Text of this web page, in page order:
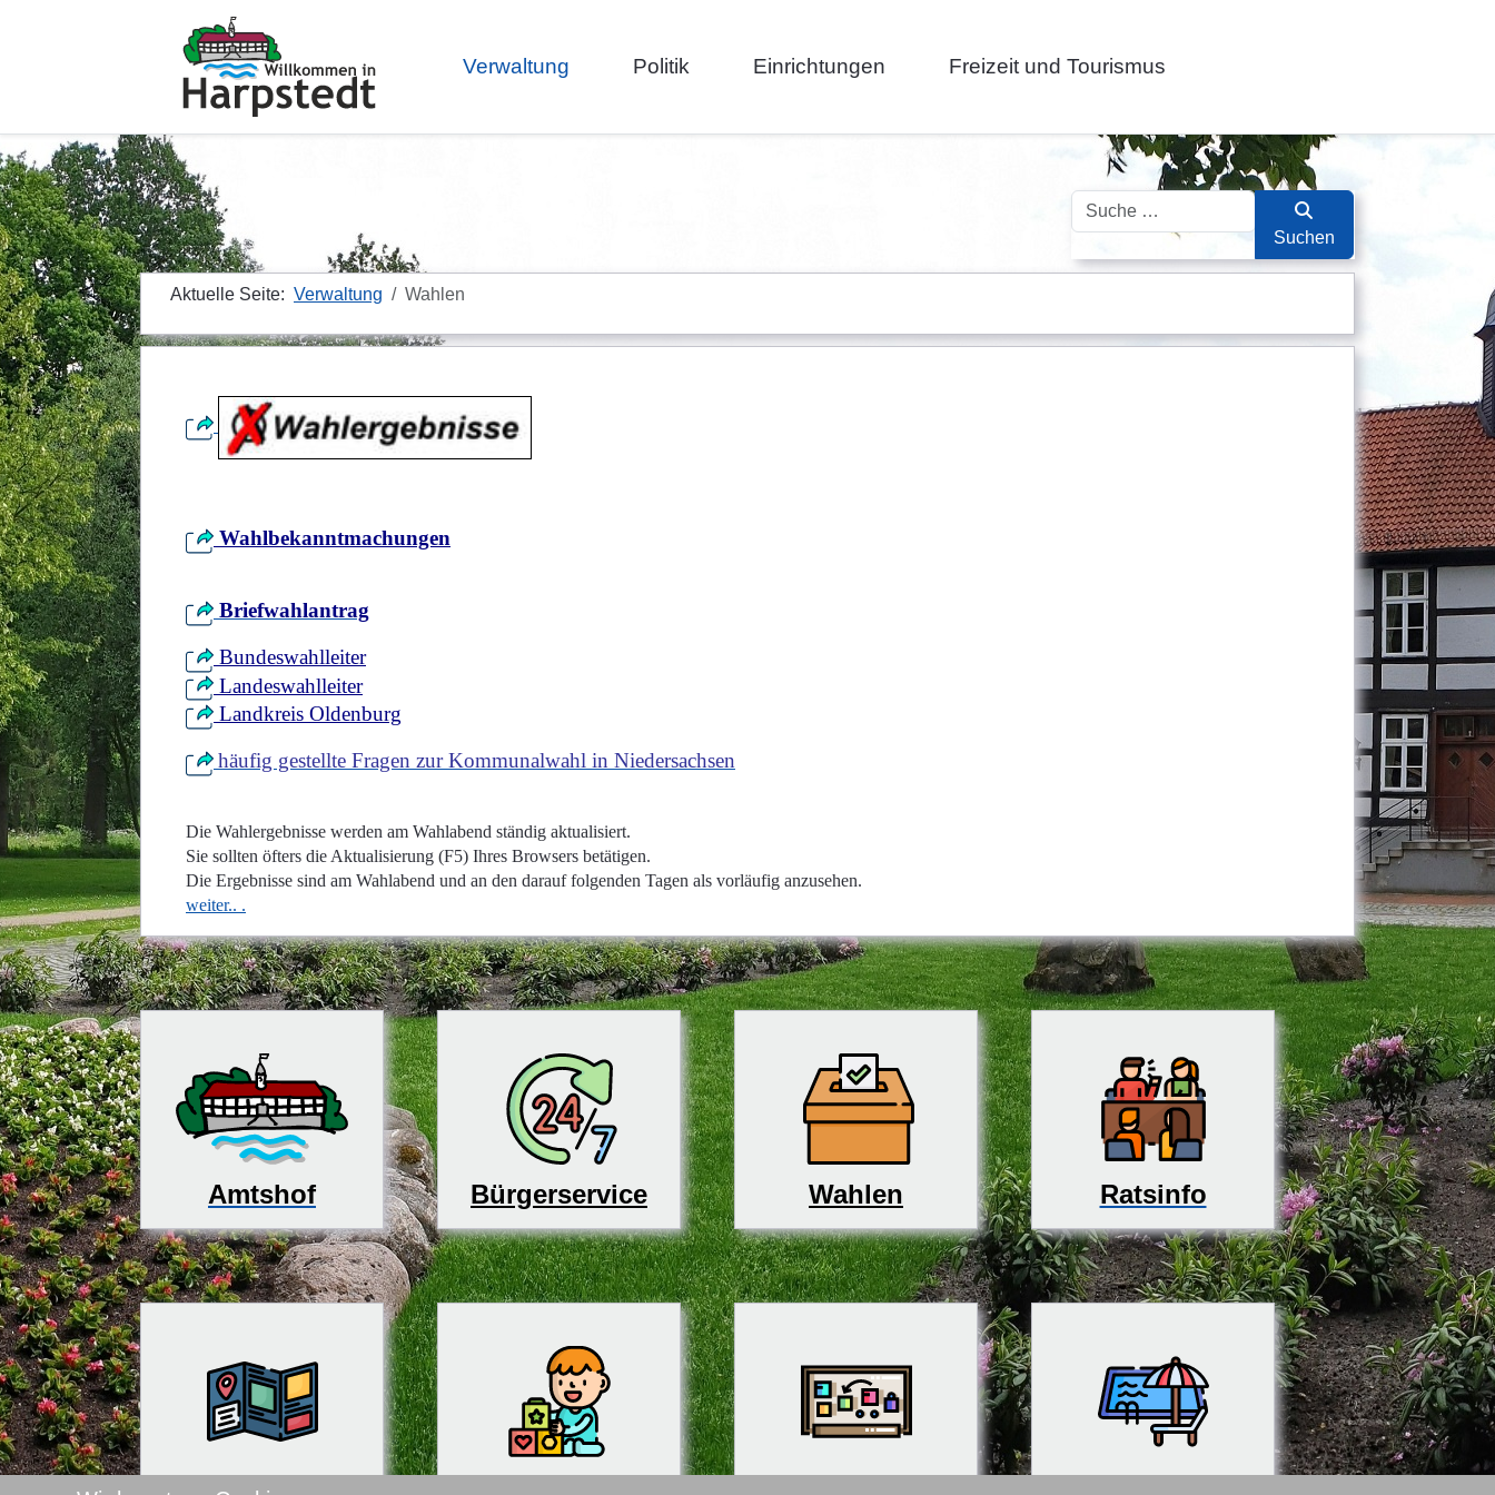
Verwaltung Politik Einrichtungen Freizeit und Tourismus
Suchen
Suchen
Aktuelle Seite: Verwaltung Wahlen
Wahlbekanntmachungen
Briefwahlantrag
Bundeswahlleiter
Landeswahlleiter
Landkreis Oldenburg
häufig gestellte Fragen zur Kommunalwahl in Niedersachsen
Die Wahlergebnisse werden am Wahlabend ständig aktualisiert.
Sie sollten öfters die Aktualisierung (F5) Ihres Browsers betätigen.
Die Ergebnisse sind am Wahlabend und an den darauf folgenden Tagen als vorläufig anzusehen.
weiter.. .
Amtshof Bürgerservice Wahlen Ratsinfo
Tourismus